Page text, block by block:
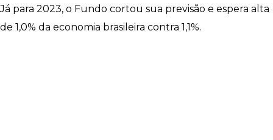
Já para 2023, o Fundo cortou sua previsão e espera alta
de 1,0% da economia brasileira contra 1,1%.